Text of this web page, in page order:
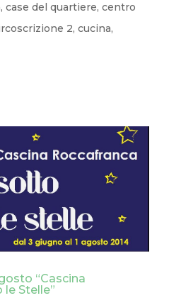
, case del quartiere, centro
2, cucina,
“Cascina
le Stelle”